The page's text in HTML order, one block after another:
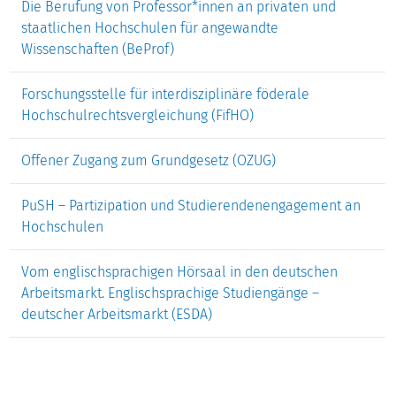
Blick auf die Organisation Hochschule komplementäre
inhaltliche Schwerpunkte setzen.
Arbeitsbereich Governance von
wissenschaftlicher Weiterbildung
ROLLE UND BEDEUTUNG DES ARBEITSBEREICHS
Wissenschaftliche Weiterbildung und lebenslanges Lernen
gelten national und international seit vielen Jahren als
kürzer werdenden Halbwertzeit des Wissens und der sich
beschleunigenden Entwicklungszyklen von
Arbeitsgestaltung, Informations‐ und
Die Berufung von Professor*innen an privaten und
staatlichen Hochschulen für angewandte
Wissenschaften (BeProf)
Forschungsstelle für interdisziplinäre föderale
Hochschulrechtsvergleichung (FifHO)
Offener Zugang zum Grundgesetz (OZUG)
PuSH – Partizipation und Studierendenengagement an
Hochschulen
Vom englischsprachigen Hörsaal in den deutschen
Arbeitsmarkt. Englischsprachige Studiengänge –
deutscher Arbeitsmarkt (ESDA)